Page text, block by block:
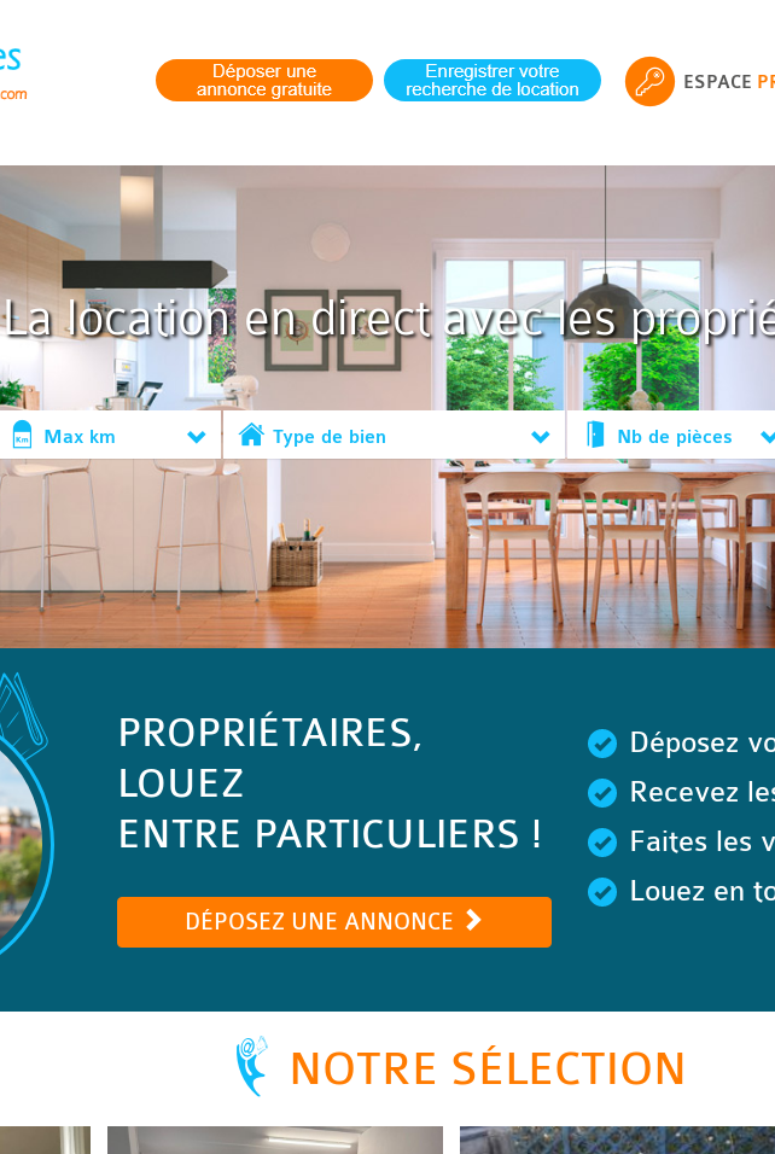
ESPACE
La location en direct avec les
Max km Type de bien Nb de pièces
PROPRIÉTAIRES,
LOUEZ
ENTRE PARTICULIERS !
DÉPOSEZ UNE ANNONCE
Déposez
Recevez
Faites les
Louez en
NOTRE SÉLECTION